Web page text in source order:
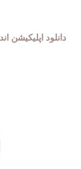
دانلود اپلیکیشن